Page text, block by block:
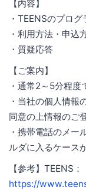
【内容】
・TEENSのプロ
・利用方法・申込
・質疑応答
【ご案内】
・通常2～5分程度
・当社の個人情報
同意の上情報のご
・携帯電話のメー
ルダに入るケース
【参考】TEENS：
https://